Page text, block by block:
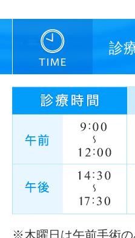
診
※木曜日は午前手術